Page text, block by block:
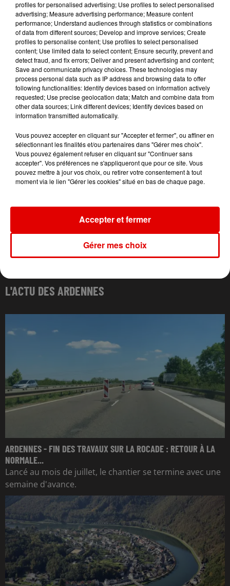
8h56
8h56
JEAN-JACQUES
GOLDMAN
Elle Attend
8h54
8h54
DJ GOJA FEAT. JASON
DERULO X MELODY
Mi Chico
8h51
8h51
AMBRE
J'me Demande
L'ACTU DES ARDENNES
ARDENNES - FIN DES TRAVAUX SUR LA ROCADE : RETOUR À LA
NORMALE...
Lancé au mois de juillet, le chantier se termine avec une
semaine d'avance.
profiles for personalised advertising; Use profiles to select personalised
advertising; Measure advertising performance; Measure content
performance; Understand audiences through statistics or combinations
of data from different sources; Develop and improve services; Create
profiles to personalise content; Use profiles to select personalised
content; Use limited data to select content; Ensure security, prevent and
detect fraud, and fix errors; Deliver and present advertising and content;
Save and communicate privacy choices. These technologies may
process personal data such as IP address and browsing data to offer
following functionalities: Identify devices based on information actively
requested; Use precise geolocation data; Match and combine data from
other data sources; Link different devices; Identify devices based on
information transmitted automatically.
Vous pouvez accepter en cliquant sur "Accepter et fermer", ou affiner en
sélectionnant les finalités et/ou partenaires dans "Gérer mes choix".
Vous pouvez également refuser en cliquant sur "Continuer sans
accepter". Vos préférences ne s'appliqueront que pour ce site. Vous
pouvez mettre à jour vos choix, ou retirer votre consentement à tout
moment via le lien "Gérer les cookies" situé en bas de chaque page.
Gérer mes choix
Accepter et fermer